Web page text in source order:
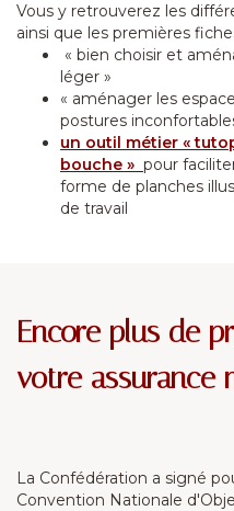
Vous y retrouverez les
ainsi que les premières
« bien choisir et
léger »
« aménager les
postures
un outil métier «
bouche » pour
forme de planches
de travail
Encore plus de
votre assurance
La Confédération a signé
Convention Nationale